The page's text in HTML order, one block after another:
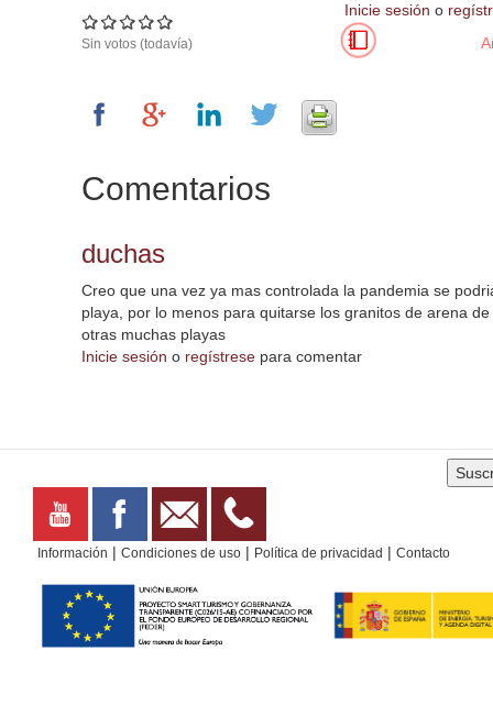
Sin votos (todavía)
Inicie sesión o
Comentarios
duchas
Creo que una vez ya mas controlada la pandemia se
playa, por lo menos para quitarse los granitos de arena
otras muchas playas
Inicie sesión o regístrese para comentar
Información | Condiciones de uso | Política de privacidad | Contacto